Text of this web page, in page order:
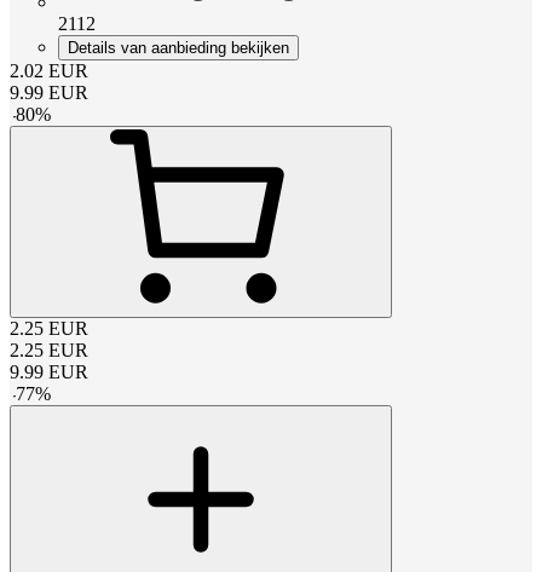
2112
Details van aanbieding bekijken
2.02 EUR
9.99 EUR
-80%
2.25 EUR
2.25 EUR
9.99 EUR
-77%